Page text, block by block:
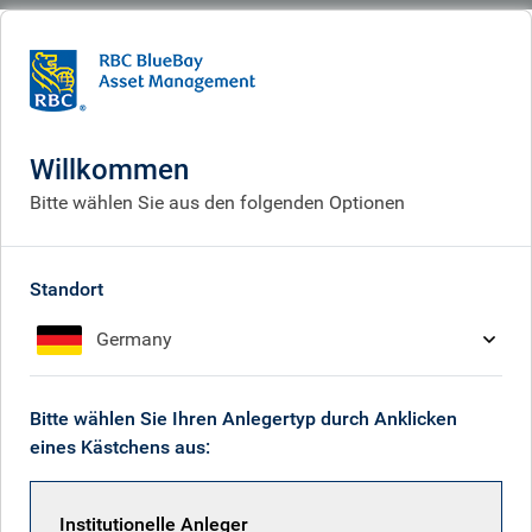
Corporate
Datenschutz und Cookies
Willkommen
Bitte wählen Sie aus den folgenden Optionen
Standort
Germany
Bitte wählen Sie Ihren Anlegertyp durch Anklicken
eines Kästchens aus:
Institutionelle Anleger